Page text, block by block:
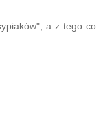
a z tego co